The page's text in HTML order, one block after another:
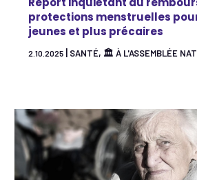
protections menstruelles
jeunes et plus précaires
2.10.2025 SANTÉ, 🏛 À L'ASSEMBLÉE